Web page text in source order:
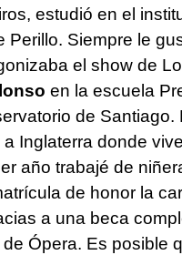
estudió en el
Perillo. Siempre le
el show de
en la escuela
de
Inglaterra donde
año trabajé de
de honor la
a una beca
Ópera. Es posible